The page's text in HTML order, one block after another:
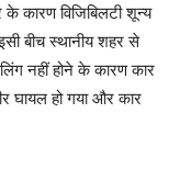
कारण विजिबिलटी शून्य
बीच स्थानीय शहर से
नहीं होने के कारण कार
घायल हो गया और कार